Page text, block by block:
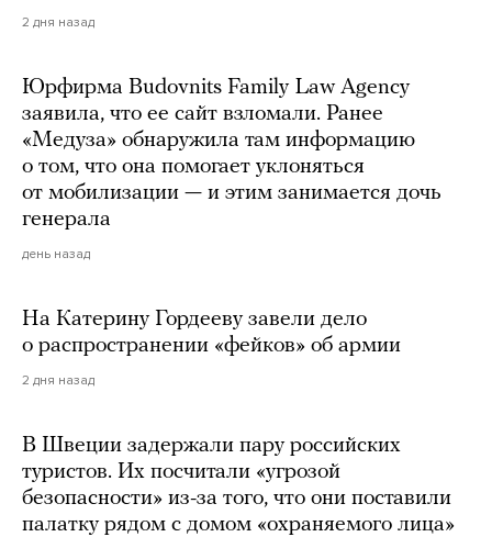
2 дня назад
Юрфирма Budovnits Family Law Agency
заявила, что ее сайт взломали. Ранее
«Медуза» обнаружила там информацию
о том, что она помогает уклоняться
от мобилизации — и этим занимается дочь
генерала
день назад
На Катерину Гордееву завели дело
о распространении «фейков» об армии
2 дня назад
В Швеции задержали пару российских
туристов. Их посчитали «угрозой
безопасности» из-за того, что они поставили
палатку рядом с домом «охраняемого лица»